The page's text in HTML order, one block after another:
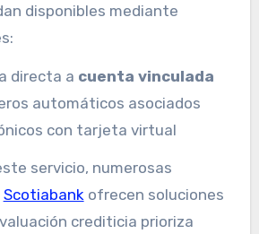
disponibles mediante
directa a cuenta vinculada
automáticos asociados
con tarjeta virtual
servicio, numerosas
Scotiabankofrecen soluciones
crediticia prioriza